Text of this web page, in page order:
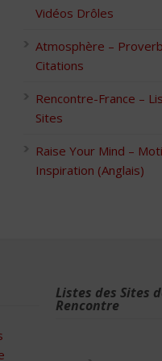
Vidéos Drôles
Atmosphère –
Citations
Rencontre-France –
Sites
Raise Your Mind –
Inspiration (Anglais)
Listes des Sites
Rencontre